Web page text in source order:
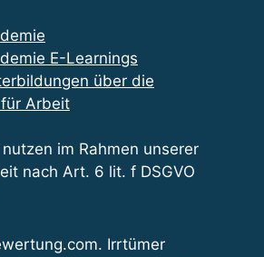
E-Learnings
über die
Arbeit
nutzen im Rahmen unserer
nach Art. 6 lit. f DSGVO
Irrtümer